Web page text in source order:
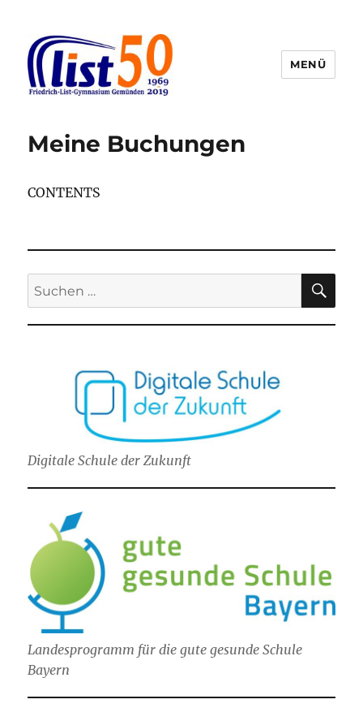
MENÜ
Meine Buchungen
CONTENTS
Suchen
nach:
Digitale Schule der Zukunft
Landesprogramm für die gute gesunde Schule
Bayern